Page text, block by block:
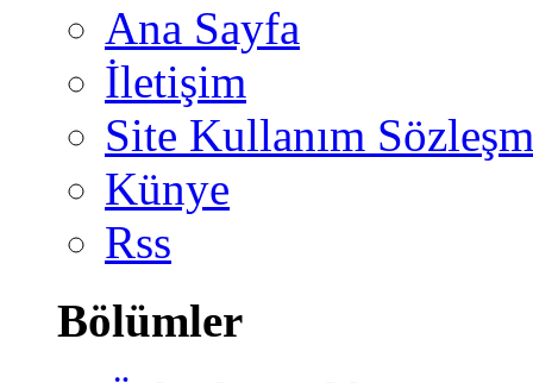
Ana Sayfa
İletişim
Site Kullanım
Künye
Rss
Bölümler